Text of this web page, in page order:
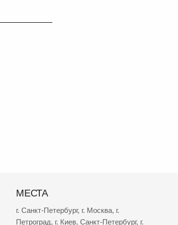
МЕСТА
г. Санкт-Петербург, г. Москва, г.
Петроград, г. Киев, Санкт-Петербург, г.